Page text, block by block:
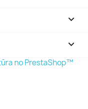

keyboard_arrow_down
no PrestaShop™